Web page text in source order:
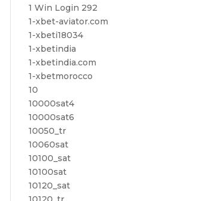
1 Win Login 292
1-xbet-aviator.com
1-xbeti18034
1-xbetindia
1-xbetindia.com
1-xbetmorocco
10
10000sat4
10000sat6
10050_tr
10060sat
10100_sat
10100sat
10120_sat